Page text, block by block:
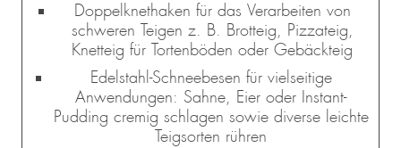
Doppelknethaken für das Verarbeiten von
schweren Teigen z. B. Brotteig, Pizzateig,
Knetteig für Tortenböden oder Gebäckteig
Edelstahl-Schneebesen für vielseitige
Anwendungen: Sahne, Eier oder Instant-
Pudding cremig schlagen sowie diverse leichte
Teigsorten rühren